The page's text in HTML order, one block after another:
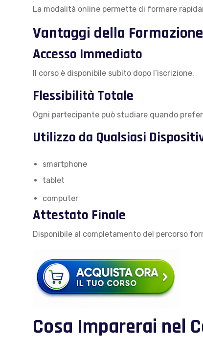
La modalità online permette di formare
Vantaggi della
Accesso Immediato
Il corso è disponibile subito dopo l’iscrizione.
Flessibilità Totale
Ogni partecipante può studiare quando
Utilizzo da Qualsiasi
smartphone
tablet
computer
Attestato Finale
Disponibile al completamento del percorso
Cosa Imparerai nel